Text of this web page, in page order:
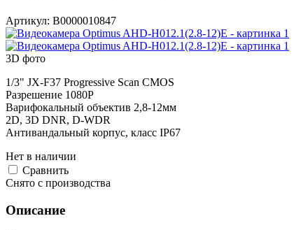
Артикул: В0000010847
3D фото
1/3" JX-F37 Progressive Scan CMOS
Разрешение 1080P
Варифокальный объектив 2,8-12мм
2D, 3D DNR, D-WDR
Антивандальный корпус, класс IP67
Нет в наличии
Cравнить
Снято с производства
Описание